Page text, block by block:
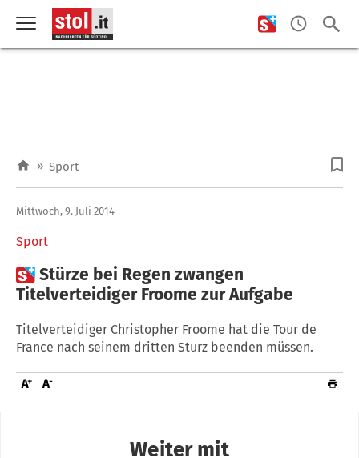
» Sport
Sport
Mittwoch, 9. Juli 2014
Stürze bei Regen zwangen
Titelverteidiger Froome zur Aufgabe
Titelverteidiger Christopher Froome hat die Tour de
France nach seinem dritten Sturz beenden müssen.